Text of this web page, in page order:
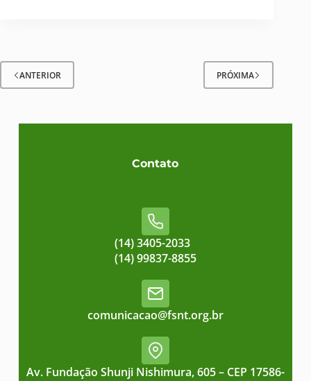
ANTERIOR PRÓXIMA
Contato
(14) 3405-2033
(14) 99837-8855
comunicacao@fsnt.org.br
Av. Fundação Shunji Nishimura, 605 – CEP 17586-